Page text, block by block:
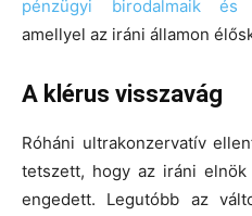
pénzügyi birodalmaik és
amellyel az iráni államon
A klérus visszavág
Róháni ultrakonzervatív
tetszett, hogy az iráni
engedett. Legutóbb az